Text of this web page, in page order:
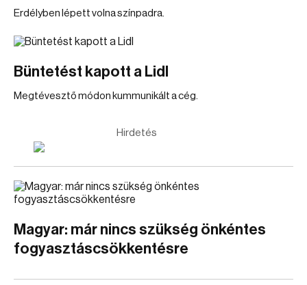
Erdélyben lépett volna színpadra.
Büntetést kapott a Lidl
Megtévesztő módon kummunikált a cég.
Hirdetés
Magyar: már nincs szükség önkéntes
fogyasztáscsökkentésre